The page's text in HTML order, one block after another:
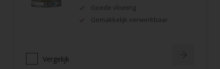
Goede vloeiing
Gemakkelijk verwerkbaar
Vergelijk